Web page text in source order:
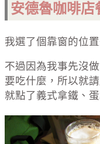
安德魯咖啡店
我選了個靠窗的位
不過因為我事先沒
要吃什麼，所以就
就點了義式拿鐵、